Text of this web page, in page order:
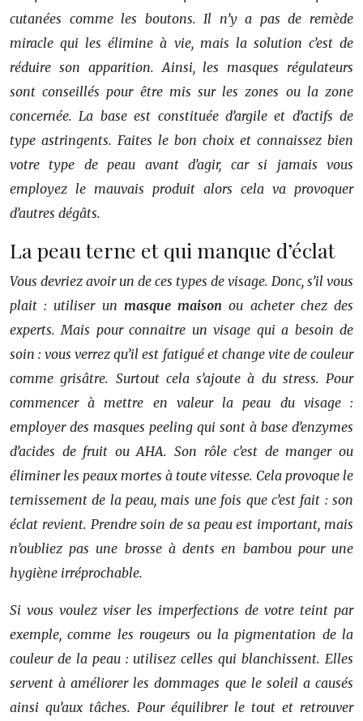
cutanées comme les boutons. Il n’y a pas de remède
miracle qui les élimine à vie, mais la solution c’est de
réduire son apparition. Ainsi, les masques régulateurs
sont conseillés pour être mis sur les zones ou la zone
concernée. La base est constituée d’argile et d’actifs de
type astringents. Faites le bon choix et connaissez bien
votre type de peau avant d’agir, car si jamais vous
employez le mauvais produit alors cela va provoquer
d’autres dégâts.
La peau terne et qui manque d’éclat
Vous devriez avoir un de ces types de visage. Donc, s’il vous
plait : utiliser un masque maison ou acheter chez des
experts. Mais pour connaitre un visage qui a besoin de
soin : vous verrez qu’il est fatigué et change vite de couleur
comme grisâtre. Surtout cela s’ajoute à du stress. Pour
commencer à mettre en valeur la peau du visage :
employer des masques peeling qui sont à base d’enzymes
d’acides de fruit ou AHA. Son rôle c’est de manger ou
éliminer les peaux mortes à toute vitesse. Cela provoque le
ternissement de la peau, mais une fois que c’est fait : son
éclat revient. Prendre soin de sa peau est important, mais
n’oubliez pas une brosse à dents en bambou pour une
hygiène irréprochable.
Si vous voulez viser les imperfections de votre teint par
exemple, comme les rougeurs ou la pigmentation de la
couleur de la peau : utilisez celles qui blanchissent. Elles
servent à améliorer les dommages que le soleil a causés
ainsi qu’aux tâches. Pour équilibrer le tout et retrouver